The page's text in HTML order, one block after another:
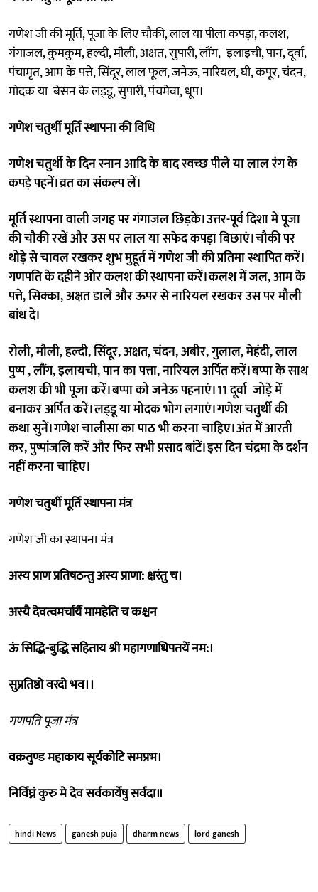
गणेश जी की मूर्ति, पूजा के लिए चौकी, लाल या पीला कपड़ा, कलश,
गंगाजल, कुमकुम, हल्दी, मौली, अक्षत, सुपारी, लौंग, इलाइची, पान, दूर्वा,
पंचामृत, आम के पत्ते, सिंदूर, लाल फूल, जनेऊ, नारियल, घी, कपूर, चंदन,
मोदक या बेसन के लड्‌डू, सुपारी, पंचमेवा, धूप।
गणेश चतुर्थी मूर्ति स्थापना की विधि
गणेश चतुर्थी के दिन स्नान आदि के बाद स्वच्छ पीले या लाल रंग के
कपड़े पहनें। व्रत का संकल्प लें।
मूर्ति स्थापना वाली जगह पर गंगाजल छिड़कें। उत्तर-पूर्व दिशा में पूजा
की चौकी रखें और उस पर लाल या सफेद कपड़ा बिछाएं। चौकी पर
थोड़े से चावल रखकर शुभ मुहूर्त में गणेश जी की प्रतिमा स्थापित करें।
गणपति के दहीने ओर कलश की स्थापना करें। कलश में जल, आम के
पत्ते, सिक्का, अक्षत डालें और ऊपर से नारियल रखकर उस पर मौली
बांध दें।
रोली, मौली, हल्दी, सिंदूर, अक्षत, चंदन, अबीर, गुलाल, मेहंदी, लाल
पुष्प , लौंग, इलायची, पान का पत्ता, नारियल अर्पित करें। बप्पा के साथ
कलश की भी पूजा करें। बप्पा को जनेऊ पहनाएं। 11 दूर्वा जोड़े में
बनाकर अर्पित करें। लड्‌डू या मोदक भोग लगाएं। गणेश चतुर्थी की
कथा सुनें। गणेश चालीसा का पाठ भी करना चाहिए। अंत में आरती
कर, पुष्पांजलि करें और फिर सभी प्रसाद बांटें। इस दिन चंद्रमा के दर्शन
नहीं करना चाहिए।
गणेश चतुर्थी मूर्ति स्थापना मंत्र
गणेश जी का स्थापना मंत्र
अस्य प्राण प्रतिषठन्तु अस्य प्राणा: क्षरंतु च।
अस्यै देवत्वमर्चार्यै मामहेति च कश्चन
ऊं सिद्धि-बुद्धि सहिताय श्री महागणाधिपतयें नम:।
सुप्रतिष्ठो वरदो भव।।
गणपति पूजा मंत्र
वक्रतुण्ड महाकाय सूर्यकोटि समप्रभ।
निर्विघ्नं कुरु मे देव सर्वकार्येषु सर्वदा॥
hindi News ganesh puja dharm news lord ganesh